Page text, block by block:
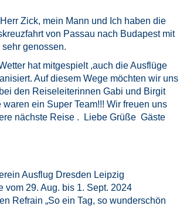
Zick, mein Mann und Ich haben die
von Passau nach Budapest mit
genossen.
hat mitgespielt ,auch die Ausflüge
Auf diesem Wege möchten wir uns
den Reiseleiterinnen Gabi und Birgit
waren ein Super Team!!! Wir freuen uns
nächste Reise . Liebe Grüße Gäste
Ausflug Dresden Leipzig
vom 29. Aug. bis 1. Sept. 2024
Refrain „So ein Tag, so wunderschön